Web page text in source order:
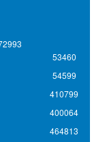
2993
53460
54599
410799
400064
464813